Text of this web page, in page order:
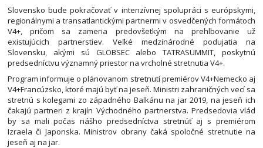
Slovensko bude pokračovať v intenzívnej spolupráci s európskymi,
regionálnymi a transatlantickými partnermi v osvedčených formátoch
V4+, pričom sa zameria predovšetkým na prehlbovanie už
existujúcich partnerstiev. Veľké medzinárodné podujatia na
Slovensku, akými sú GLOBSEC alebo TATRASUMMIT, poskytnú
predsedníctvu významný priestor na vrcholné stretnutia V4+.
Program informuje o plánovanom stretnutí premiérov V4+Nemecko aj
V4+Francúzsko, ktoré majú byť na jeseň. Ministri zahraničných vecí sa
stretnú s kolegami zo západného Balkánu na jar 2019, na jeseň ich
čakajú partneri z krajín Východného partnerstva. Predsedovia vlád
by sa mali počas nášho predsedníctva stretnúť aj s premiérom
Izraela či Japonska. Ministrov obrany čaká spoločné stretnutie na
jeseň aj na jar.